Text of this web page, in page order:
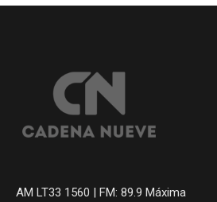
AM LT33 1560 | FM: 89.9 Máxima